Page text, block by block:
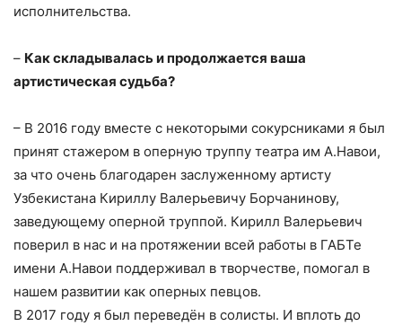
исполнительства.
– Как складывалась и продолжается ваша
артистическая судьба?
– В 2016 году вместе с некоторыми сокурсниками я был
принят стажером в оперную труппу театра им А.Навои,
за что очень благодарен заслуженному артисту
Узбекистана Кириллу Валерьевичу Борчанинову,
заведующему оперной труппой. Кирилл Валерьевич
поверил в нас и на протяжении всей работы в ГАБТе
имени А.Навои поддерживал в творчестве, помогал в
нашем развитии как оперных певцов.
В 2017 году я был переведён в солисты. И вплоть до